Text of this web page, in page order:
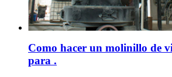
Como hacer un molinillo de
para .